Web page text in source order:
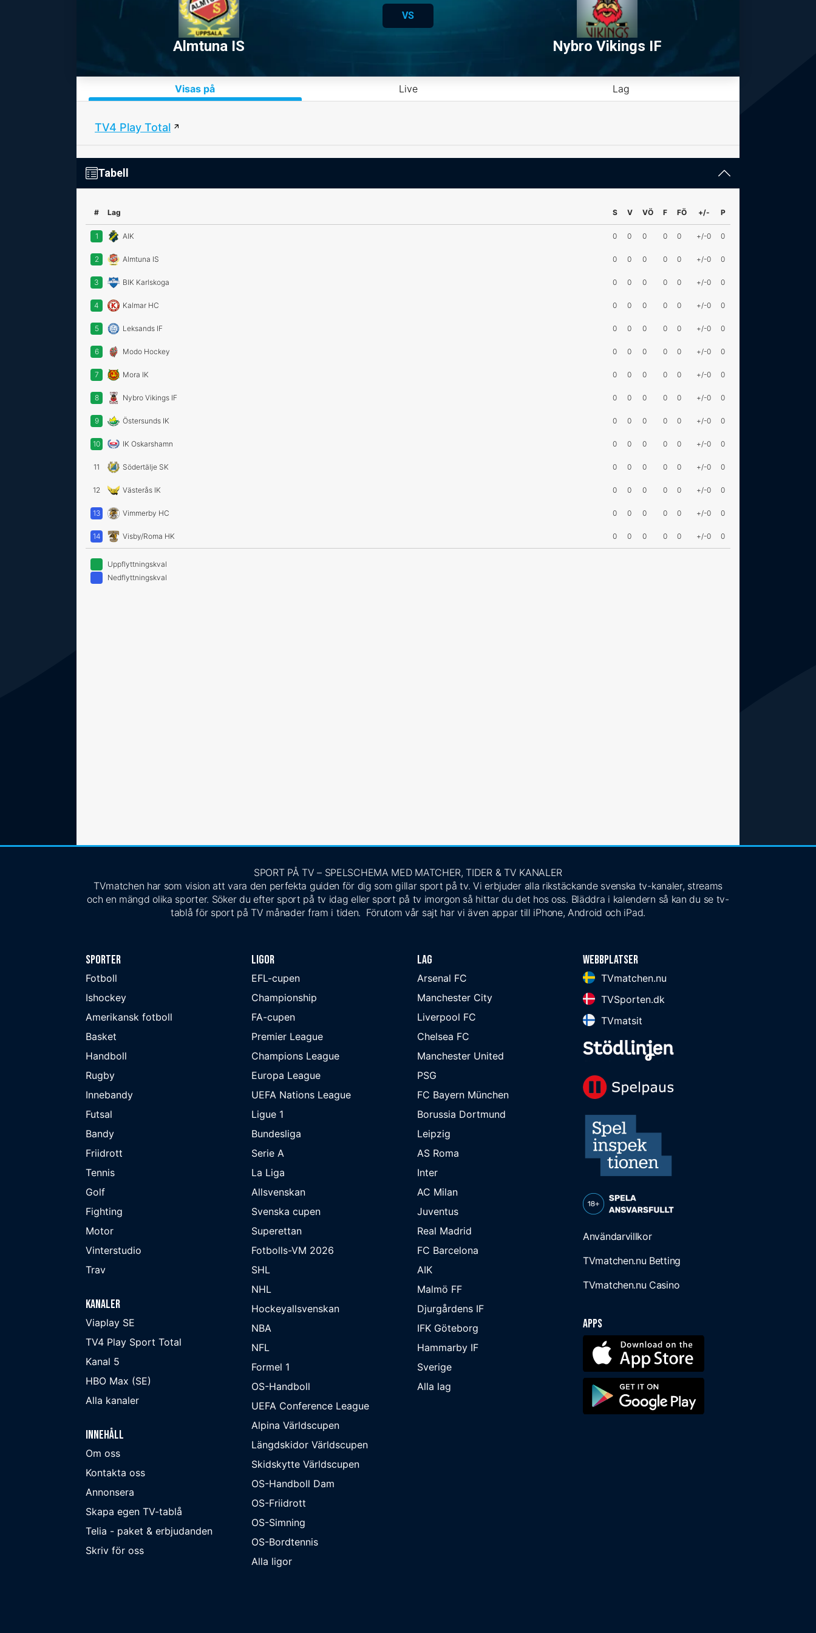
Almtuna IS
VS
Nybro Vikings IF
Visas på Live Lag
TV4 Play Total
Tabell
# Lag S V VÖ F FÖ +/- P
1 AIK 0 0 0 0 0 +/-0 0
2 Almtuna IS 0 0 0 0 0 +/-0 0
3 BIK Karlskoga 0 0 0 0 0 +/-0 0
4 Kalmar HC 0 0 0 0 0 +/-0 0
5 Leksands IF 0 0 0 0 0 +/-0 0
6 Modo Hockey 0 0 0 0 0 +/-0 0
7 Mora IK 0 0 0 0 0 +/-0 0
8 Nybro Vikings IF 0 0 0 0 0 +/-0 0
9 Östersunds IK 0 0 0 0 0 +/-0 0
10 IK Oskarshamn 0 0 0 0 0 +/-0 0
11 Södertälje SK 0 0 0 0 0 +/-0 0
12 Västerås IK 0 0 0 0 0 +/-0 0
13 Vimmerby HC 0 0 0 0 0 +/-0 0
14 Visby/Roma HK 0 0 0 0 0 +/-0 0
Uppflyttningskval
Nedflyttningskval
SPORT PÅ TV – SPELSCHEMA MED MATCHER, TIDER & TV KANALER
TVmatchen har som vision att vara den perfekta guiden för dig som gillar sport på tv. Vi erbjuder alla rikstäckande svenska tv-kanaler, streams
och en mängd olika sporter. Söker du efter sport på tv idag eller sport på tv imorgon så hittar du det hos oss. Bläddra i kalendern så kan du se tv-
tablå för sport på TV månader fram i tiden. Förutom vår sajt har vi även appar till iPhone, Android och iPad.
Sporter
Fotboll
Ishockey
Amerikansk fotboll
Basket
Handboll
Rugby
Innebandy
Futsal
Bandy
Friidrott
Tennis
Golf
Fighting
Motor
Vinterstudio
Trav
Kanaler
Viaplay SE
TV4 Play Sport Total
Kanal 5
HBO Max (SE)
Alla kanaler
Innehåll
Om oss
Kontakta oss
Annonsera
Skapa egen TV-tablå
Telia - paket & erbjudanden
Skriv för oss
Ligor
EFL-cupen
Championship
FA-cupen
Premier League
Champions League
Europa League
UEFA Nations League
Ligue 1
Bundesliga
Serie A
La Liga
Allsvenskan
Svenska cupen
Superettan
Fotbolls-VM 2026
SHL
NHL
Hockeyallsvenskan
NBA
NFL
Formel 1
OS-Handboll
UEFA Conference League
Alpina Världscupen
Längdskidor Världscupen
Skidskytte Världscupen
OS-Handboll Dam
OS-Friidrott
OS-Simning
OS-Bordtennis
Alla ligor
Lag
Arsenal FC
Manchester City
Liverpool FC
Chelsea FC
Manchester United
PSG
FC Bayern München
Borussia Dortmund
Leipzig
AS Roma
Inter
AC Milan
Juventus
Real Madrid
FC Barcelona
AIK
Malmö FF
Djurgårdens IF
IFK Göteborg
Hammarby IF
Sverige
Alla lag
Webbplatser
TVmatchen.nu
TVSporten.dk
TVmatsit
Användarvillkor
TVmatchen.nu Betting
TVmatchen.nu Casino
Apps